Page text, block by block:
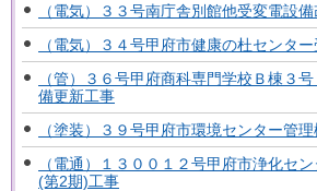
（電気）３３号南庁舎別館他受変電設
（電気）３４号甲府市健康の杜センタ
（管）３６号甲府商科専門学校Ｂ棟３
備更新工事
（塗装）３９号甲府市環境センター管
（電通）１３００１２号甲府市浄化セ
(第2期)工事